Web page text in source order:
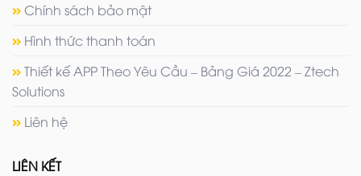
Chính sách bảo mật
Hình thức thanh toán
Thiết kế APP Theo Yêu Cầu – Bảng Giá 2022 – Ztech
Solutions
Liên hệ
LIÊN KẾT